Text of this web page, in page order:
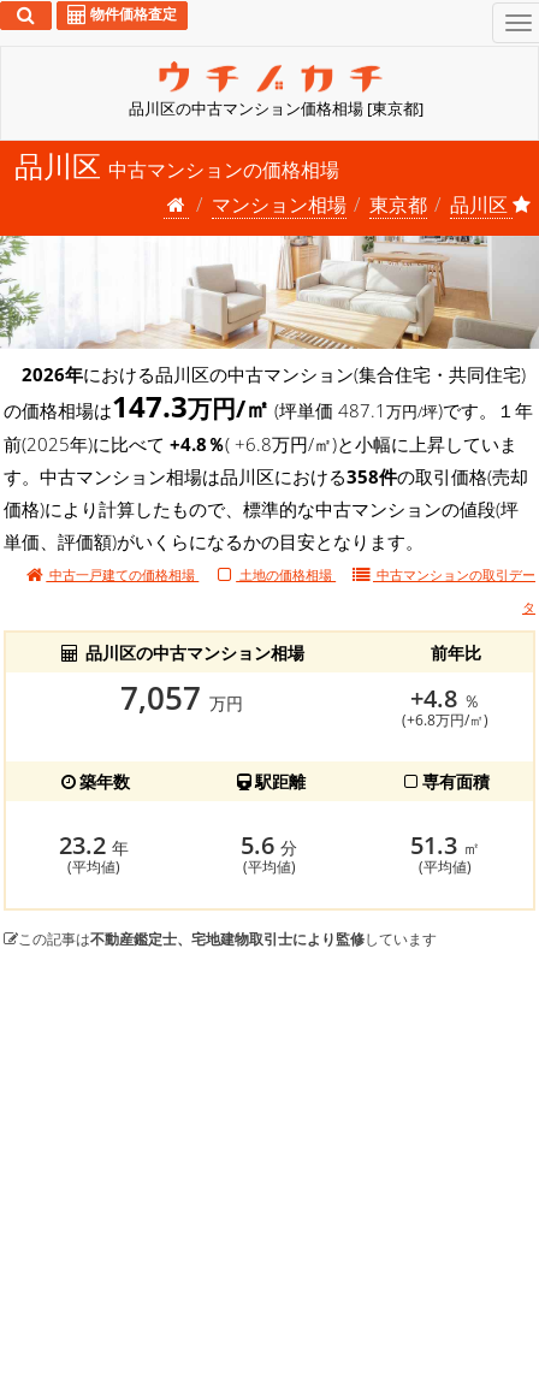
品川区の中古マンション価格相場 [東京都]
物件価格査定
品川区 中古マンションの価格相場
マンション相場
東京都 品川区
2026年における品川区の中古マンション(集合住宅・共同住宅)
の価格相場は147.3万円/㎡ (坪単価 487.1 万円/坪)です。１年
前(2025年)に比べて +4.8％( +6.8万円/㎡)と小幅に上昇していま
す。中古マンション相場は品川区における358件の取引価格(売却
価格)により計算したもので、標準的な中古マンションの値段(坪
単価、評価額)がいくらになるかの目安となります。
中古一戸建ての価格相場 土地の価格相場 中古マンションの取引デー
タ
品川区の中古マンション相場 前年比
7,057 万円 +4.8 ％
(+6.8万円/㎡)
築年数 駅距離 専有面積
23.2 年
(平均値)
5.6分
(平均値)
51.3 ㎡
(平均値)
この記事は不動産鑑定士、宅地建物取引士により監修しています